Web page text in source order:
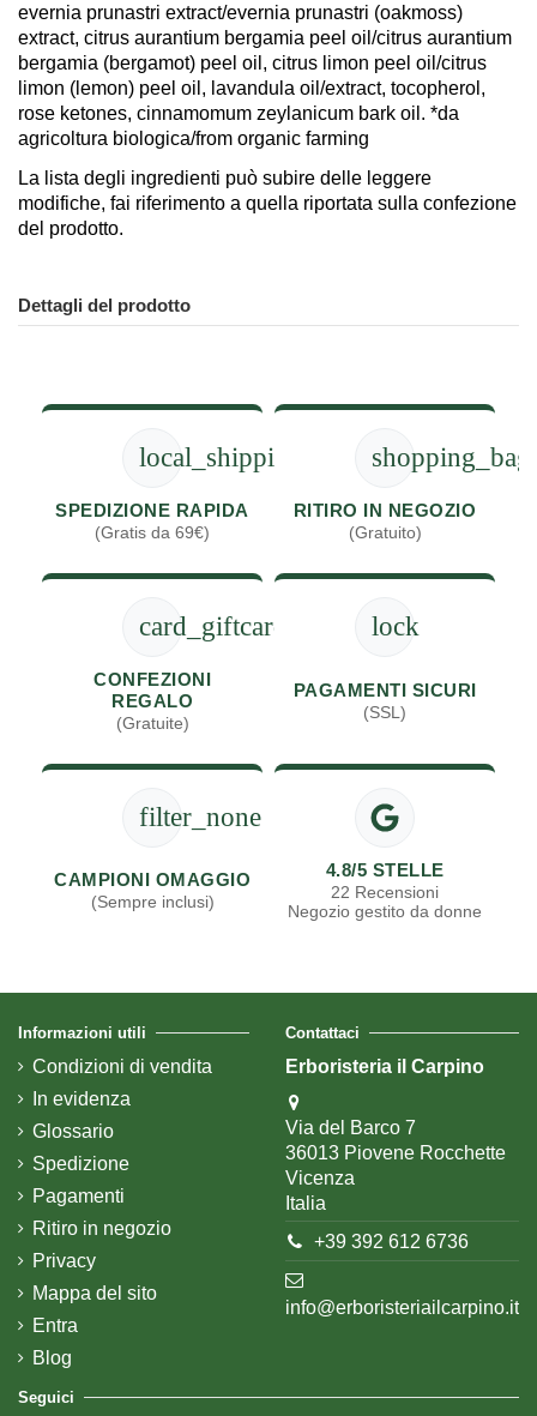
evernia prunastri extract/evernia prunastri (oakmoss)
extract, citrus aurantium bergamia peel oil/citrus aurantium
bergamia (bergamot) peel oil, citrus limon peel oil/citrus
limon (lemon) peel oil, lavandula oil/extract, tocopherol,
rose ketones, cinnamomum zeylanicum bark oil. *da
agricoltura biologica/from organic farming
La lista degli ingredienti può subire delle leggere
modifiche, fai riferimento a quella riportata sulla confezione
del prodotto.
Dettagli del prodotto
local_shipping
SPEDIZIONE RAPIDA
(Gratis da 69€)
shopping_bag
RITIRO IN NEGOZIO
(Gratuito)
card_giftcard
CONFEZIONI
REGALO
(Gratuite)
lock
PAGAMENTI SICURI
(SSL)
filter_none
CAMPIONI OMAGGIO
(Sempre inclusi)
4.8/5 STELLE
22 Recensioni
Negozio gestito da donne
Informazioni utili
Condizioni di vendita
In evidenza
Glossario
Spedizione
Pagamenti
Ritiro in negozio
Privacy
Mappa del sito
Entra
Blog
Contattaci
Erboristeria il Carpino
Via del Barco 7
36013 Piovene Rocchette
Vicenza
Italia
+39 392 612 6736
info@erboristeriailcarpino.it
Seguici